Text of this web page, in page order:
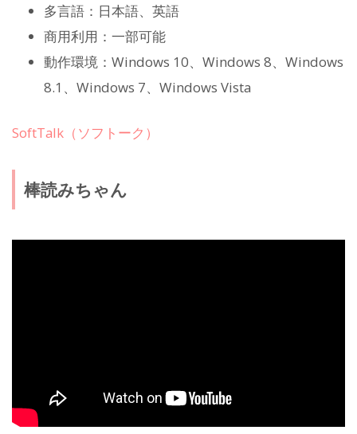
多言語：日本語、英語
商用利用：一部可能
動作環境：Windows 10、Windows 8、Windows
8.1、Windows 7、Windows Vista
SoftTalk（ソフトーク）
棒読みちゃん